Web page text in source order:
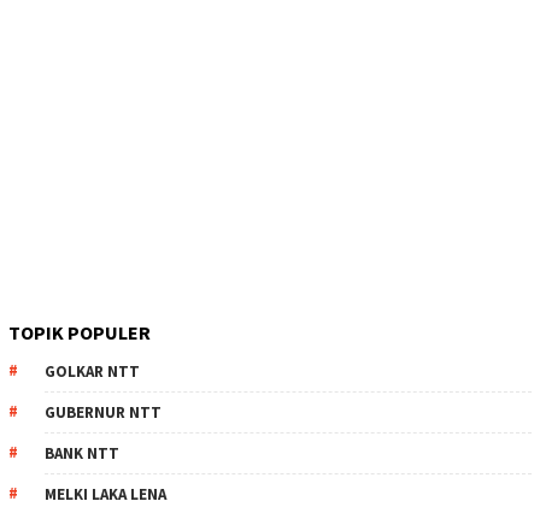
TOPIK POPULER
GOLKAR NTT
GUBERNUR NTT
BANK NTT
MELKI LAKA LENA